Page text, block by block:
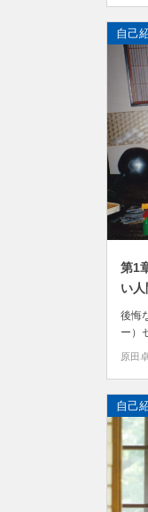
己紹
理解
自己
第1
い人
後悔
ー）
第1
（14
す。
原田卓
自己